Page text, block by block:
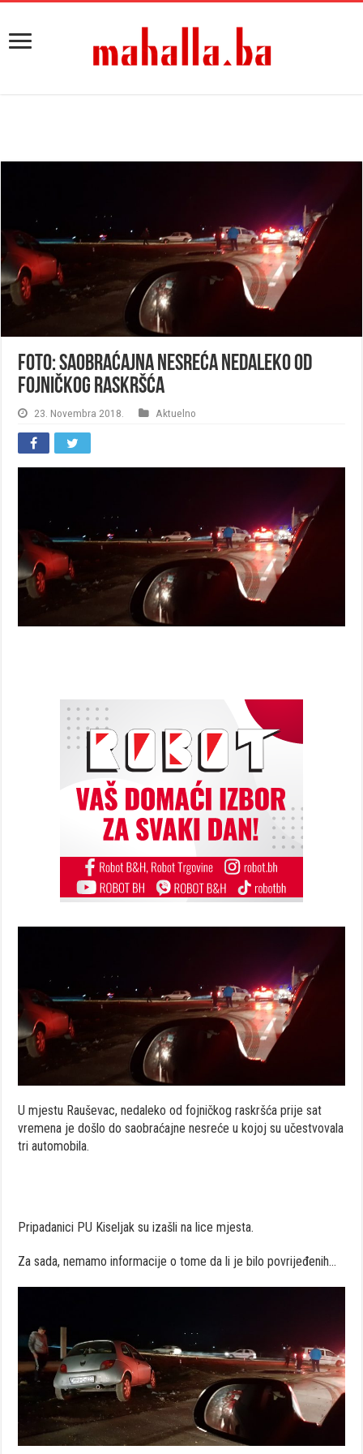
FOTO: Saobraćajna nesreća nedaleko od
Fojničkog raskršća
23. Novembra 2018. Aktuelno
U mjestu Rauševac, nedaleko od fojničkog raskršća prije sat
vremena je došlo do saobraćajne nesreće u kojoj su učestvovala
tri automobila.
Pripadanici PU Kiseljak su izašli na lice mjesta.
Za sada, nemamo informacije o tome da li je bilo povrijeđenih…